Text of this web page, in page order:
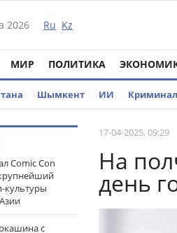
2026 Ru Kz
МИР ПОЛИТИКА
Шымкент ИИ Криминал
Comic Con
культуры
с
17-04-2025, 09:29
На
день